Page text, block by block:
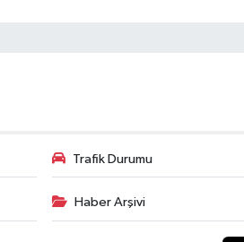
Trafik Durumu
Haber Arşivi